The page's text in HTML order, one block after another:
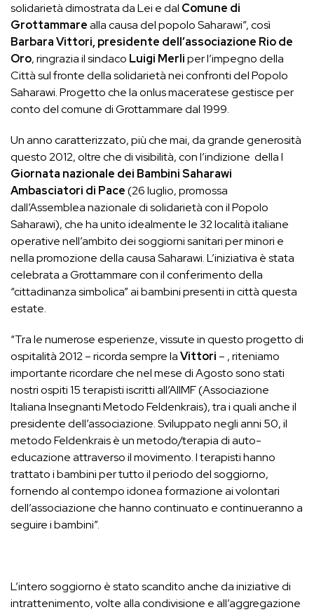
solidarietà dimostrata da Lei e dal Comune di
Grottammarealla causa del popolo Saharawi”, così
Barbara Vittori, presidente dell’associazione Rio de
Oro, ringrazia il sindaco Luigi Merliper l’impegno della
Città sul fronte della solidarietà nei confronti del Popolo
Saharawi. Progetto che la onlus maceratese gestisce per
conto del comune di Grottammare dal 1999.
Un anno caratterizzato, più che mai, da grande generosità
questo 2012, oltre che di visibilità, con l’indizione della I
Giornata nazionale dei Bambini Saharawi
Ambasciatori di Pace(26 luglio, promossa
dall’Assemblea nazionale di solidarietà con il Popolo
Saharawi), che ha unito idealmente le 32 località italiane
operative nell’ambito dei soggiorni sanitari per minori e
nella promozione della causa Saharawi. L’iniziativa è stata
celebrata a Grottammare con il conferimento della
“cittadinanza simbolica” ai bambini presenti in città questa
estate.
“Tra le numerose esperienze, vissute in questo progetto di
ospitalità 2012 – ricorda sempre laVittori – , riteniamo
importante ricordare che nel mese di Agosto sono stati
nostri ospiti 15 terapisti iscritti all’AIIMF (Associazione
Italiana Insegnanti Metodo Feldenkrais), tra i quali anche il
presidente dell’associazione. Sviluppato negli anni 50, il
metodo Feldenkrais è un metodo/terapia di auto-
educazione attraverso il movimento. I terapisti hanno
trattato i bambini per tutto il periodo del soggiorno,
fornendo al contempo idonea formazione ai volontari
dell’associazione che hanno continuato e continueranno a
seguire i bambini”.
L’intero soggiorno è stato scandito anche da iniziative di
intrattenimento, volte alla condivisione e all’aggregazione